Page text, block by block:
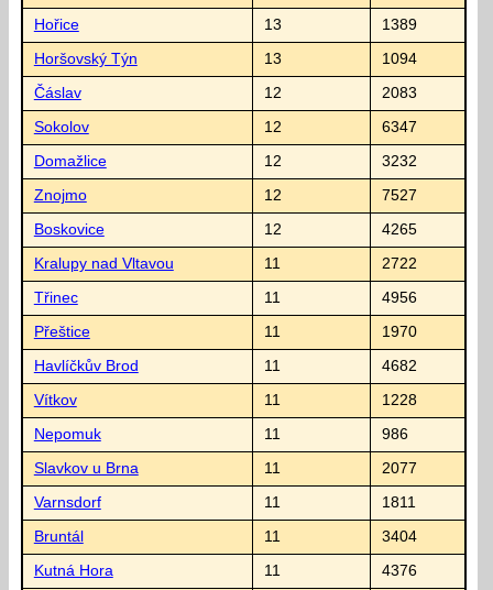
Hořice 13 1389
Horšovský Týn 13 1094
Čáslav 12 2083
Sokolov 12 6347
Domažlice 12 3232
Znojmo 12 7527
Boskovice 12 4265
Kralupy nad Vltavou 11 2722
Třinec 11 4956
Přeštice 11 1970
Havlíčkův Brod 11 4682
Vítkov 11 1228
Nepomuk 11 986
Slavkov u Brna 11 2077
Varnsdorf 11 1811
Bruntál 11 3404
Kutná Hora 11 4376